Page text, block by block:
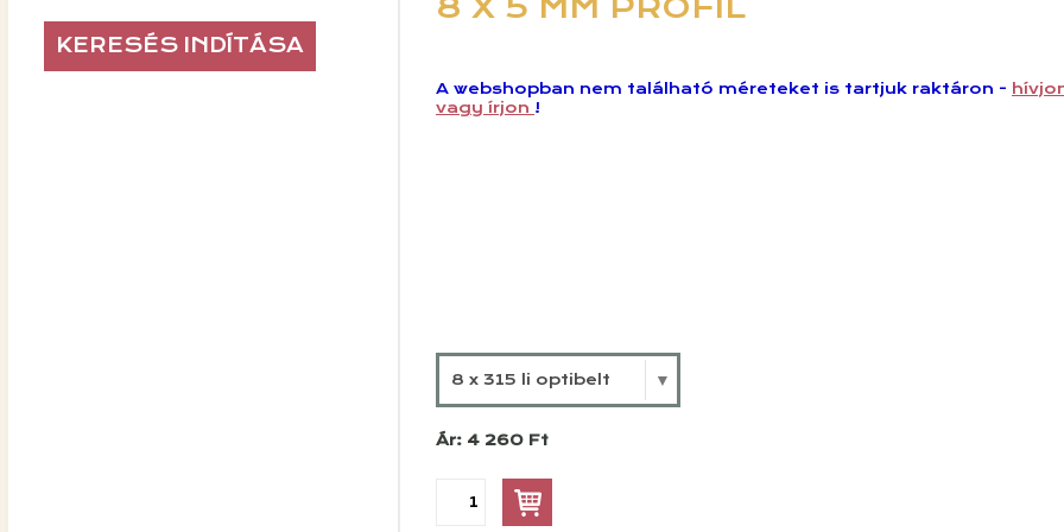
8 X 5 MM PROFIL
8 x 315 li optibelt
Ár: 4 260 Ft
A webshopban nem található méreteket is tartjuk raktáron -
vagy írjon !